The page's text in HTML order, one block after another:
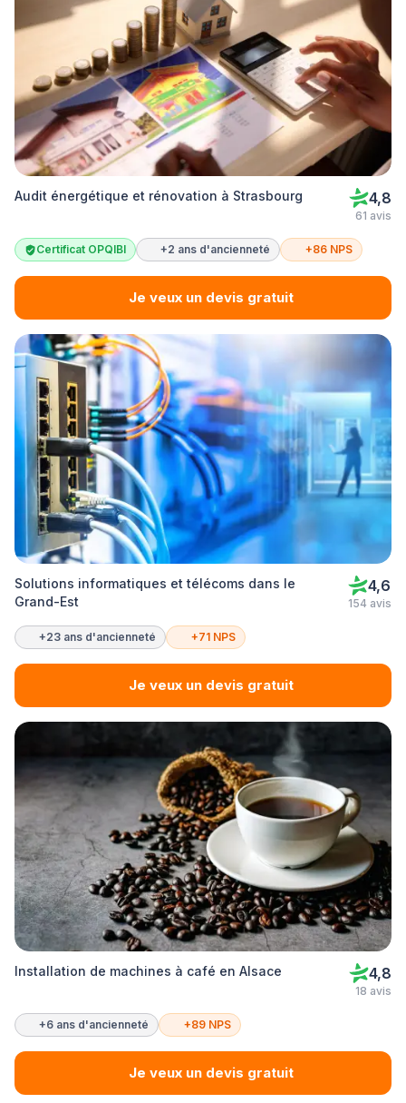
Audit énergétique et rénovation à Strasbourg 4,8
61 avis
Certificat OPQIBI +2 ans d'ancienneté +86 NPS
Je veux un devis gratuit
Solutions informatiques et télécoms dans le
Grand-Est
4,6
154 avis
+23 ans d'ancienneté +71 NPS
Je veux un devis gratuit
Installation de machines à café en Alsace 4,8
18 avis
+6 ans d'ancienneté +89 NPS
Je veux un devis gratuit